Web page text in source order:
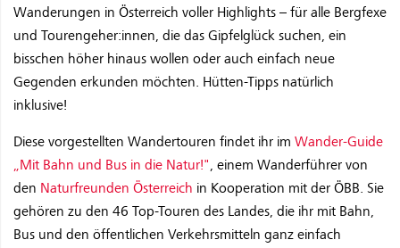
Wanderungen in Österreich voller Highlights – für alle Bergfexe
und Tourengeher:innen, die das Gipfelglück suchen, ein
bisschen höher hinaus wollen oder auch einfach neue
Gegenden erkunden möchten. Hütten-Tipps natürlich
inklusive!
Diese vorgestellten Wandertouren findet ihr im Wander-Guide
„Mit Bahn und Bus in die Natur!", einem Wanderführer von
den Naturfreunden Österreich in Kooperation mit der ÖBB. Sie
gehören zu den 46 Top-Touren des Landes, die ihr mit Bahn,
Bus und den öffentlichen Verkehrsmitteln ganz einfach